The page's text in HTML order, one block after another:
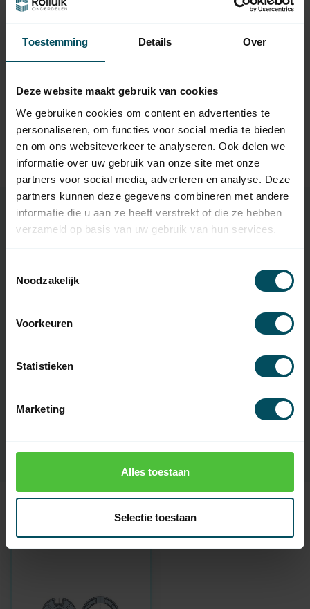
Toestemming Details Over
Deze website maakt gebruik van cookies
We gebruiken cookies om content en advertenties te
personaliseren, om functies voor social media te bieden
en om ons websiteverkeer te analyseren. Ook delen we
informatie over uw gebruik van onze site met onze
partners voor social media, adverteren en analyse. Deze
partners kunnen deze gegevens combineren met andere
informatie die u aan ze heeft verstrekt of die ze hebben
verzameld op basis van uw gebruik van hun services.
Noodzakelijk
Voorkeuren
Statistieken
Marketing
Alles toestaan
Selectie toestaan
Neem contact op met een van onze medewerkers
Vraag het de expert
Gerelateerde producten
TypeError: Failed to fetch
https://www.rolluikonderdelen.nl/nl/merken/nice/adaptie
sets-rolluikmotor/maat-l-58-mm-55-t-m-120-nm/
Artikelnummer
tbv buismotor
Recent bekeken